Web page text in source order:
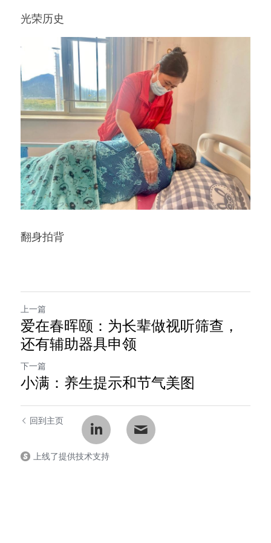
光荣历史
翻身拍背
上一篇
爱在春晖颐：为长辈做视听筛查，
还有辅助器具申领
下一篇
小满：养生提示和节气美图
回到主页
上线了提供技术支持